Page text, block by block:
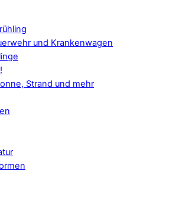
und Krankenwagen
Strand und mehr